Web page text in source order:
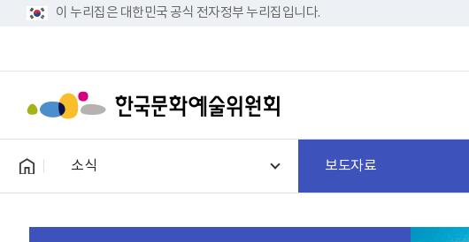
이 누리집은 대한민국 공식 전자정부 누리집입니다.
소식 보도자료